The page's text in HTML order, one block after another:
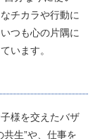
チカラや行動に
つも心の片隅に
います。
様を交えたバザ
生”や、仕事を